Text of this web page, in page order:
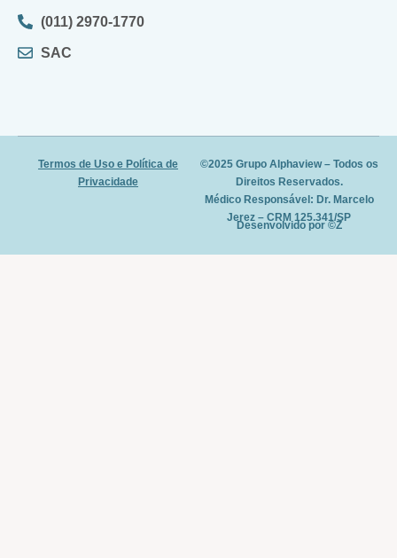
(011) 2970-1770
SAC
©2025 Grupo Alphaview – Todos os
Direitos Reservados.
Médico Responsável: Dr. Marcelo
Jerez – CRM 125.341/SP
Desenvolvido por ©Z
Termos de Uso e Política de
Privacidade